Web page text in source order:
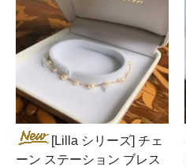
[Lilla シリーズ] チェ
ーン ステーション ブレス